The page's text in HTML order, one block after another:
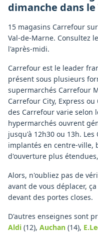
dimanche dans le
15 magasins Carrefour
Val-de-Marne. Consultez
l'après-midi.
Carrefour est le leader
présent sous plusieurs
supermarchés Carrefour
Carrefour City, Express
des Carrefour varie selon
hypermarchés ouvrent
jusqu'à 12h30 ou 13h.
implantés en centre-ville,
d'ouverture plus
Alors, n'oubliez pas de
avant de vous déplacer,
devant des portes closes.
D'autres enseignes sont
Aldi (12), Auchan (14),